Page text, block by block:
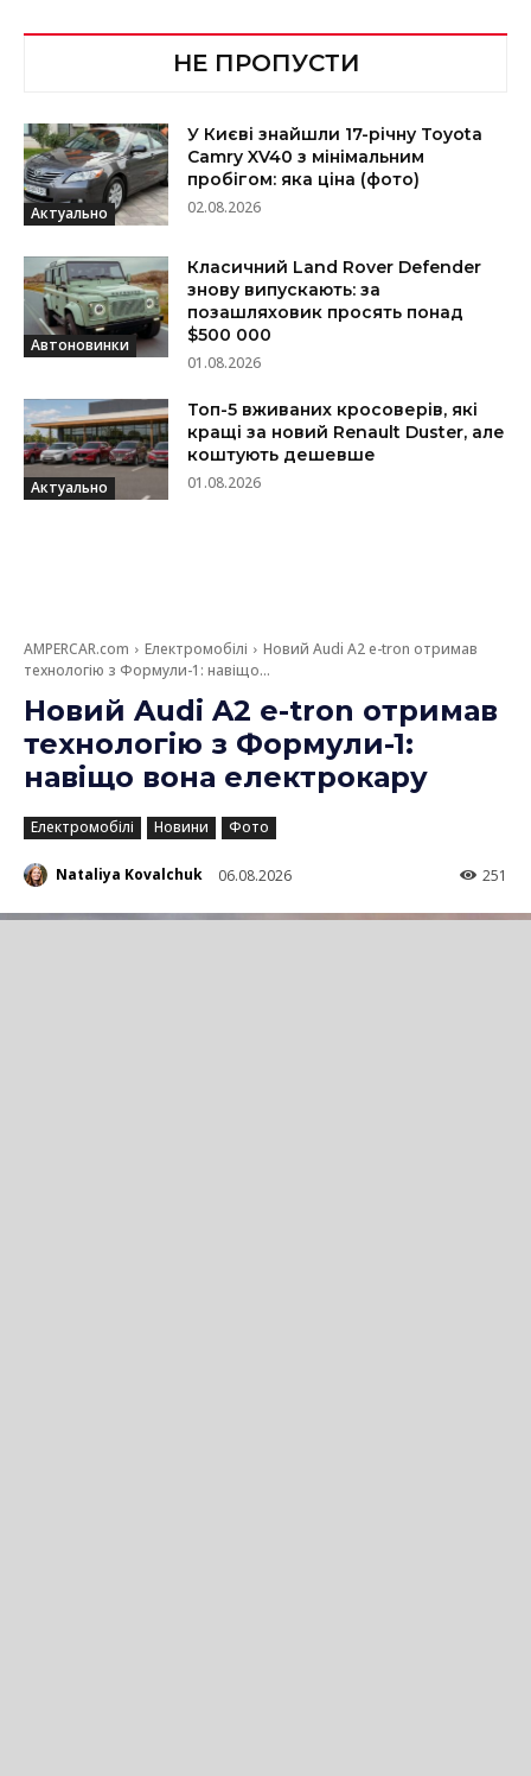
НЕ ПРОПУСТИ
Актуально
У Києві знайшли 17-річну Toyota
Camry XV40 з мінімальним
пробігом: яка ціна (фото)
02.08.2026
Автоновинки
Класичний Land Rover Defender
знову випускають: за
позашляховик просять понад
$500 000
01.08.2026
Актуально
Топ-5 вживаних кросоверів, які
кращі за новий Renault Duster, але
коштують дешевше
01.08.2026